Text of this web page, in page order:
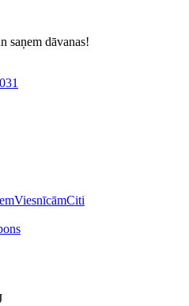
saņem dāvanas!
ViesnīcāmCiti